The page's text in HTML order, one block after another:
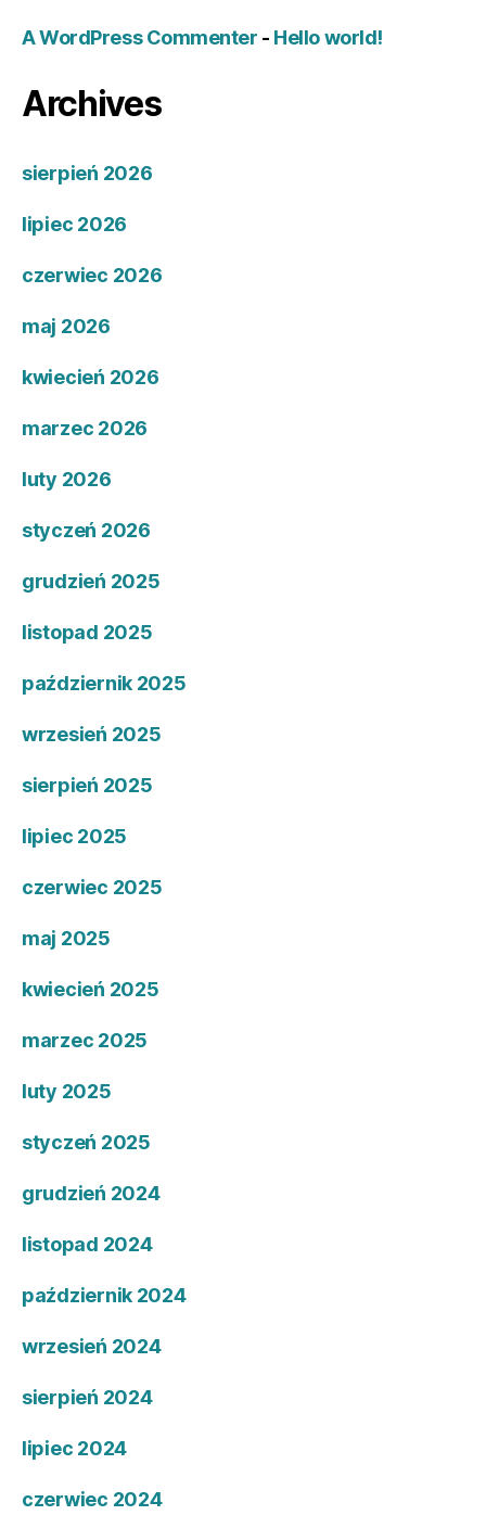
A WordPress Commenter - Hello world!
Archives
sierpień 2026
lipiec 2026
czerwiec 2026
maj 2026
kwiecień 2026
marzec 2026
luty 2026
styczeń 2026
grudzień 2025
listopad 2025
październik 2025
wrzesień 2025
sierpień 2025
lipiec 2025
czerwiec 2025
maj 2025
kwiecień 2025
marzec 2025
luty 2025
styczeń 2025
grudzień 2024
listopad 2024
październik 2024
wrzesień 2024
sierpień 2024
lipiec 2024
czerwiec 2024